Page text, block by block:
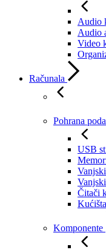
Audio
Audio
Video
Računala
Pohrana
USB
Čitači
Komponente